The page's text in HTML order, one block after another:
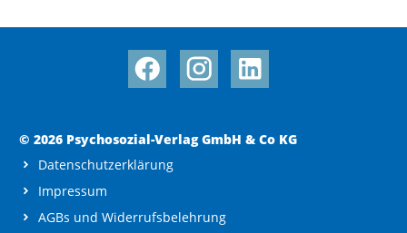
© 2026 Psychosozial-Verlag GmbH & Co KG
Datenschutzerklärung
Impressum
AGBs und Widerrufsbelehrung